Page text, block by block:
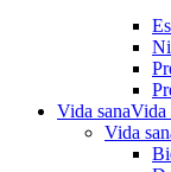
Vida sanaVida
Vida